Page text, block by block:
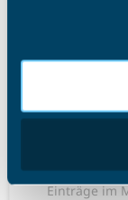
Kann ich
Mitarbeiter
Warum
Warum
Einträge im